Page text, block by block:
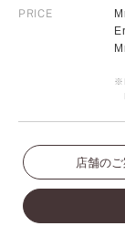
PRICE
店舗の